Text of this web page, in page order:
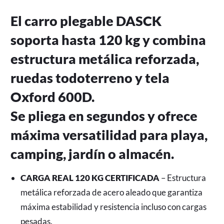
El carro plegable DASCK
soporta hasta 120 kg y combina
estructura metálica reforzada,
ruedas todoterreno y tela
Oxford 600D.
Se pliega en segundos y ofrece
máxima versatilidad para playa,
camping, jardín o almacén.
CARGA REAL 120 KG CERTIFICADA – Estructura
metálica reforzada de acero aleado que garantiza
máxima estabilidad y resistencia incluso con cargas
pesadas.